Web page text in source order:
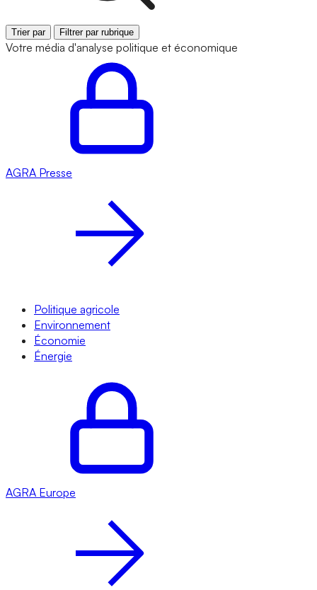
Trier par Filtrer par rubrique
Votre média d'analyse politique et économique
AGRA Presse
Politique agricole
Environnement
Économie
Énergie
AGRA Europe